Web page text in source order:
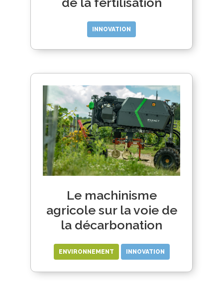
INNOVATION
Le machinisme
agricole sur la voie de
la décarbonation
ENVIRONNEMENT INNOVATION